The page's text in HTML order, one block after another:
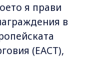
я прави
в
(ЕАСТ),